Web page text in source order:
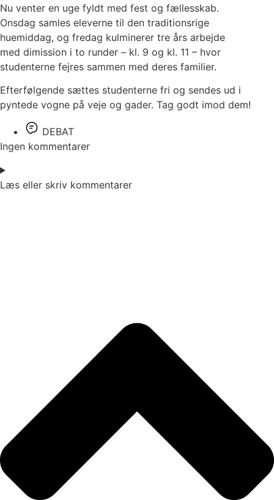
Nu venter en uge fyldt med fest og fællesskab.
Onsdag samles eleverne til den traditionsrige
huemiddag, og fredag kulminerer tre års arbejde
med dimission i to runder – kl. 9 og kl. 11 – hvor
studenterne fejres sammen med deres familier.
Efterfølgende sættes studenterne fri og sendes ud i
pyntede vogne på veje og gader. Tag godt imod dem!
DEBAT
Ingen kommentarer
Læs eller skriv kommentarer